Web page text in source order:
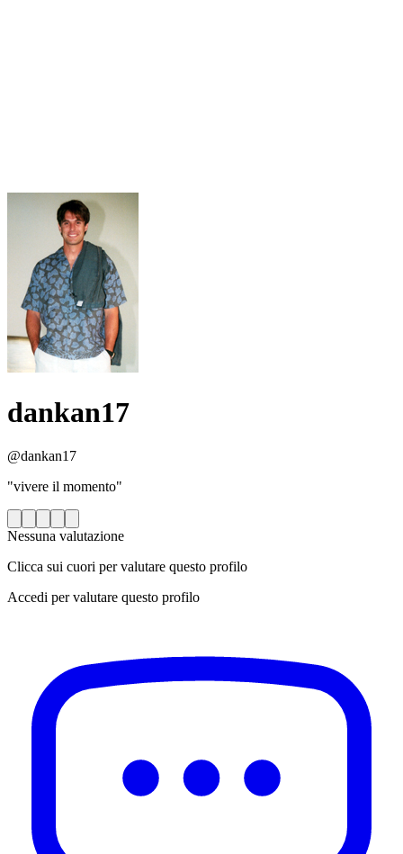
dankan17
@dankan17
"vivere il momento"
Nessuna valutazione
Clicca sui cuori per valutare questo profilo
Accedi per valutare questo profilo